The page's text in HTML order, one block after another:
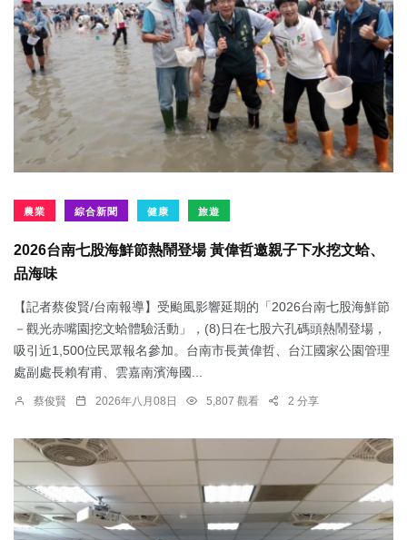
農業 綜合新聞 健康 旅遊
2026台南七股海鮮節熱鬧登場 黃偉哲邀親子下水挖文蛤、
品海味
【記者蔡俊賢/台南報導】受颱風影響延期的「2026台南七股海鮮節
－觀光赤嘴園挖文蛤體驗活動」，(8)日在七股六孔碼頭熱鬧登場，
吸引近1,500位民眾報名參加。台南市長黃偉哲、台江國家公園管理
處副處長賴宥甫、雲嘉南濱海國...
蔡俊賢 2026年八月08日 5,807 觀看 2 分享